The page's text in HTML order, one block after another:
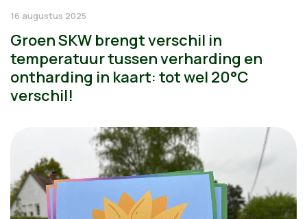
16 augustus 2025
Groen SKW brengt verschil in
temperatuur tussen verharding en
ontharding in kaart: tot wel 20°C
verschil!